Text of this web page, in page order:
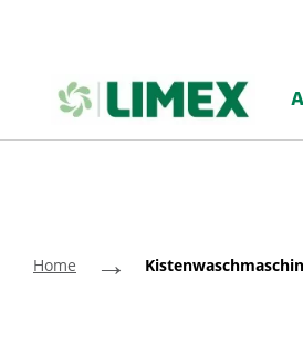
Home →